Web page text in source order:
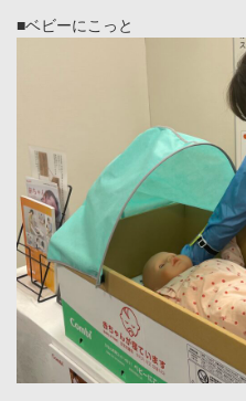
■ベビーにこっと